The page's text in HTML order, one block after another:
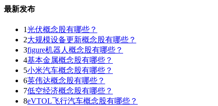
最新发布
1光伏概念股有哪些？
2大规模设备更新概念股有哪些？
3figure机器人概念股有哪些？
4基本金属概念股有哪些？
5小米汽车概念股有哪些？
6英伟达概念股有哪些？
7低空经济概念股有哪些？
8eVTOL飞行汽车概念股有哪些？